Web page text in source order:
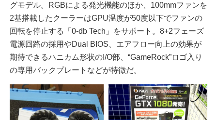
グモデル。RGBによる発光機能のほか、100mmファンを
2基搭載したクーラーはGPU温度が50度以下でファンの
回転を停止する「0-db Tech」をサポート。8+2フェーズ
電源回路の採用やDual BIOS、エアフロー向上の効果が
期待できるハニカム形状のI/O部、“GameRock”ロゴ入り
の専用バックプレートなどが特徴だ。